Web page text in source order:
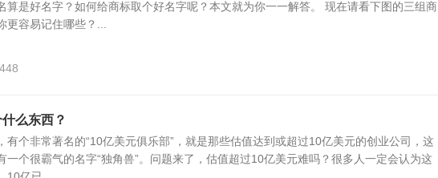
算是好名字？如何给商标取个好名字呢？本文就为你一一解答。 现在请看下图的三组商
更容易记住哪些？...
448
么东西？
有个非常著名的“10亿美元俱乐部”，就是那些估值达到或超过10亿美元的创业公司，这
一个很霸气的名字“独角兽”。问题来了，估值超过10亿美元难吗？很多人一定会认为这